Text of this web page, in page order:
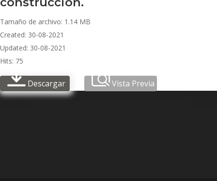
Tamaño de archivo: 1.14 MB
Created: 30-08-2021
Updated: 30-08-2021
Hits: 75
Descargar Vista Previa